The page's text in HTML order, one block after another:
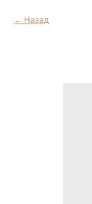
Назад